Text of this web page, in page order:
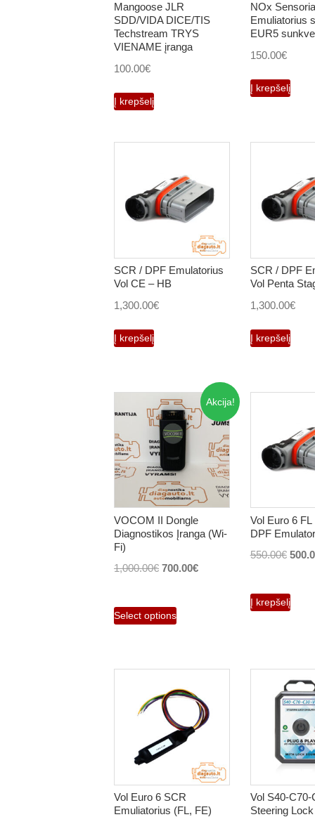
Mangoose JLR
SDD/VIDA DICE/TIS
Techstream TRYS
VIENAME įranga
100.00€
Į krepšelį
NOx
Emuliatorius
EUR5
150.00€
Į krepšelį
SCR / DPF Emulatorius
Vol CE – HB
1,300.00€
Į krepšelį
SCR / DPF
Vol Penta
1,300.00€
Į krepšelį
Akcija!
VOCOM II Dongle
Diagnostikos Įranga (Wi-
Fi)
1,000.00€ Original
was:
1,000.00€.
700.00€Current
Select options
Vol Euro 6
DPF
550.00€
was:
Į krepšelį
Vol Euro 6 SCR
Emuliatorius (FL, FE)
Vol S40-C70-
Steering